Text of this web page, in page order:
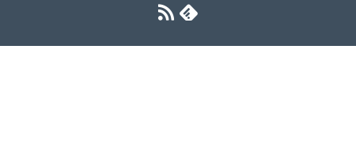
RSS
ィ
Feedly